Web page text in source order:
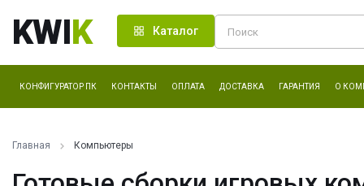
KWIK Каталог
КОНФИГУРАТОР ПК КОНТАКТЫ ОПЛАТА ДОСТАВКА ГАРАНТИЯ О
Главная Компьютеры